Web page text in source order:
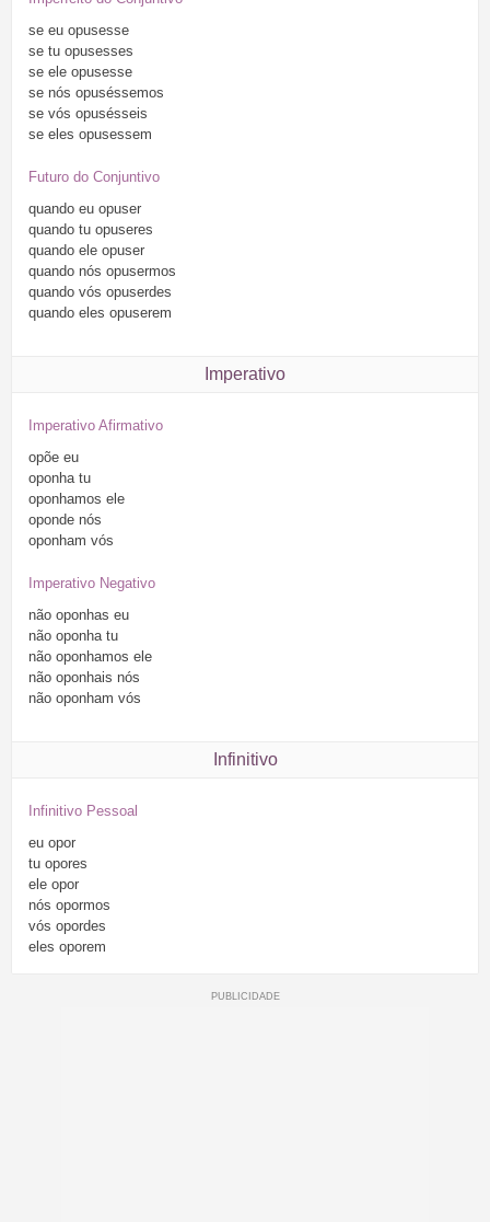
se eu opusesse
se tu opusesses
se ele opusesse
se nós opuséssemos
se vós opusésseis
se eles opusessem
Futuro do Conjuntivo
quando eu opuser
quando tu opuseres
quando ele opuser
quando nós opusermos
quando vós opuserdes
quando eles opuserem
Imperativo
Imperativo Afirmativo
opõe eu
oponha tu
oponhamos ele
oponde nós
oponham vós
Imperativo Negativo
não oponhas eu
não oponha tu
não oponhamos ele
não oponhais nós
não oponham vós
Infinitivo
Infinitivo Pessoal
eu opor
tu opores
ele opor
nós opormos
vós opordes
eles oporem